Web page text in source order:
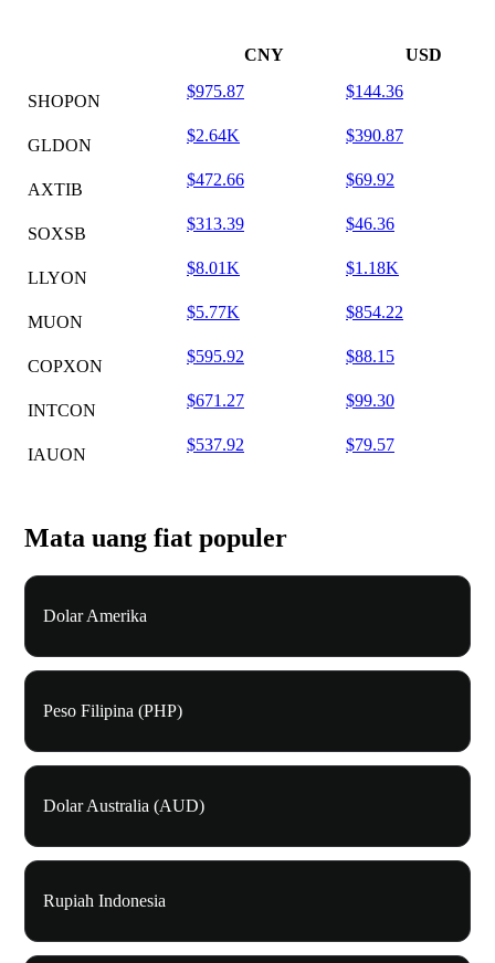
CNY USD
SHOPON
$975.87 $144.36
GLDON
$2.64K $390.87
AXTIB
$472.66 $69.92
SOXSB
$313.39 $46.36
LLYON
$8.01K $1.18K
MUON
$5.77K $854.22
COPXON
$595.92 $88.15
INTCON
$671.27 $99.30
IAUON
$537.92 $79.57
Mata uang fiat populer
Dolar Amerika
Peso Filipina (PHP)
Dolar Australia (AUD)
Rupiah Indonesia